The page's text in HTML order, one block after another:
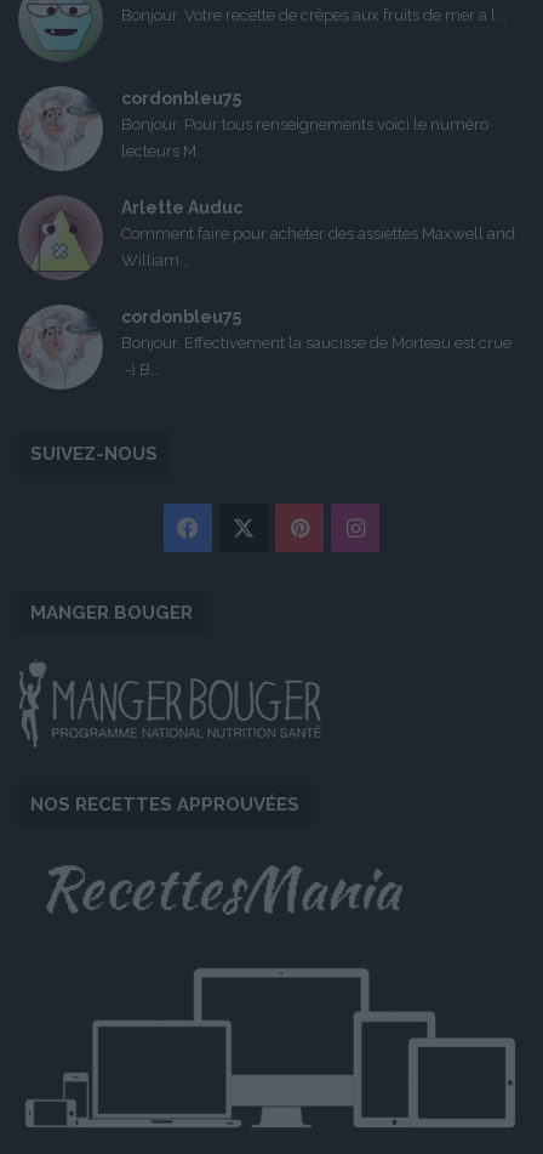
Bonjour, Votre recette de crêpes aux fruits de mer a l...
cordonbleu75
Bonjour, Pour tous renseignements voici le numéro
lecteurs M...
Arlette Auduc
Comment faire pour acheter des assiettes Maxwell and
William...
cordonbleu75
Bonjour, Effectivement la saucisse de Morteau est crue
:-) B...
SUIVEZ-NOUS
Facebook PinterestInstagram
MANGER BOUGER
NOS RECETTES APPROUVÉES